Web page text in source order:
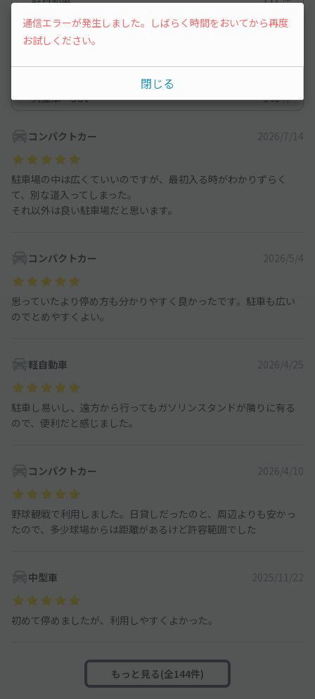
コンパクトカー
1,003件
中型車
大型車・SUV
940件
コンパクトカー 2026/7/14
駐車場の中は広くていいのですが、最初入る時がわかりずらく
て、別な道入ってしまった。
それ以外は良い駐車場だと思います。
コンパクトカー 2026/5/4
思っていたより停め方も分かりやすく良かったです。駐車も広い
のでとめやすくよい。
軽自動車 2026/4/25
駐車し易いし、遠方から行ってもガソリンスタンドが隣りに有る
ので、便利だと感じました。
コンパクトカー 2026/4/10
野球観戦で利用しました。日貸しだったのと、周辺よりも安かっ
たので、多少球場からは距離があるけど許容範囲でした
中型車 2025/11/22
初めて停めましたが、利用しやすくよかった。
もっと見る(全144件)
通信エラーが発生しました。しばらく時間をおいてから再度
お試しください。
閉じる